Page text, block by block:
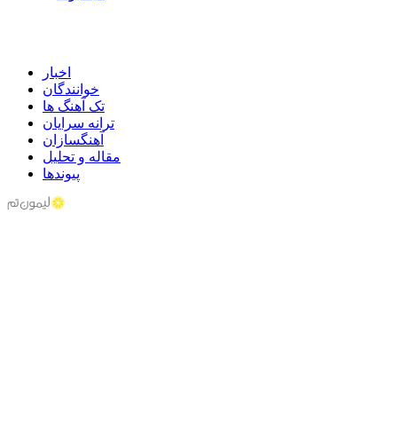
اخبار
خوانندگان
تک آهنگ ها
ترانه سرایان
آهنگسازان
مقاله و تحلیل
پیوندها